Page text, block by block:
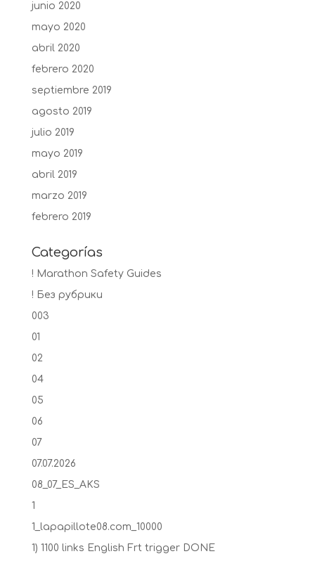
junio 2020
mayo 2020
abril 2020
febrero 2020
septiembre 2019
agosto 2019
julio 2019
mayo 2019
abril 2019
marzo 2019
febrero 2019
Categorías
! Marathon Safety Guides
! Без рубрики
003
01
02
04
05
06
07
07.07.2026
08_07_ES_AKS
1
1_lapapillote08.com_10000
1) 1100 links English Frt trigger DONE